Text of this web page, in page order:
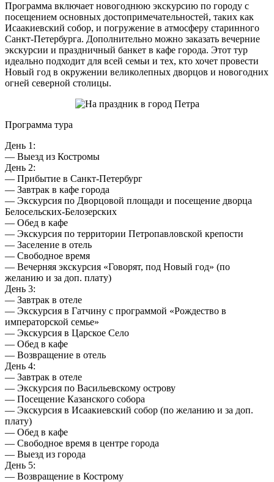
Программа включает новогоднюю экскурсию по городу с
посещением основных достопримечательностей, таких как
Исаакиевский собор, и погружение в атмосферу старинного
Санкт-Петербурга. Дополнительно можно заказать вечерние
экскурсии и праздничный банкет в кафе города. Этот тур
идеально подходит для всей семьи и тех, кто хочет провести
Новый год в окружении великолепных дворцов и новогодних
огней северной столицы.
Программа тура
День 1:
— Выезд из Костромы
День 2:
— Прибытие в Санкт-Петербург
— Завтрак в кафе города
— Экскурсия по Дворцовой площади и посещение дворца
Белосельских-Белозерских
— Обед в кафе
— Экскурсия по территории Петропавловской крепости
— Заселение в отель
— Свободное время
— Вечерняя экскурсия «Говорят, под Новый год» (по
желанию и за доп. плату)
День 3:
— Завтрак в отеле
— Экскурсия в Гатчину с программой «Рождество в
императорской семье»
— Экскурсия в Царское Село
— Обед в кафе
— Возвращение в отель
День 4:
— Завтрак в отеле
— Экскурсия по Васильевскому острову
— Посещение Казанского собора
— Экскурсия в Исаакиевский собор (по желанию и за доп.
плату)
— Обед в кафе
— Свободное время в центре города
— Выезд из города
День 5:
— Возвращение в Кострому